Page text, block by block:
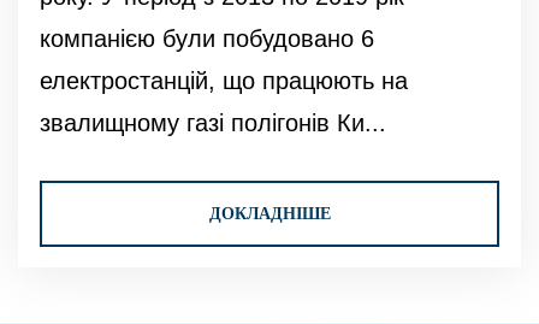
компанією були побудовано 6
електростанцій, що працюють на
звалищному газі полігонів Ки...
ДОКЛАДНІШЕ